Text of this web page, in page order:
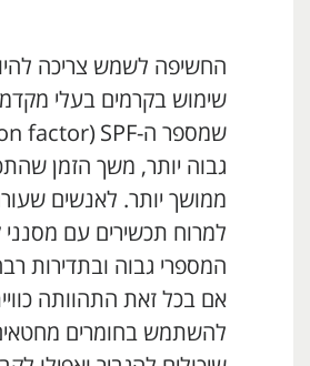
החשיפה לשמש צריכה
שימוש בקרמים בעלי
שמספר ה-SPF
גבוה יותר, משך הזמן
ממושך יותר. לאנשים
למרוח תכשירים עם
המספרי גבוה ובתדירות
אם בכל זאת התהוותה
להשתמש בחומרים מחטאים